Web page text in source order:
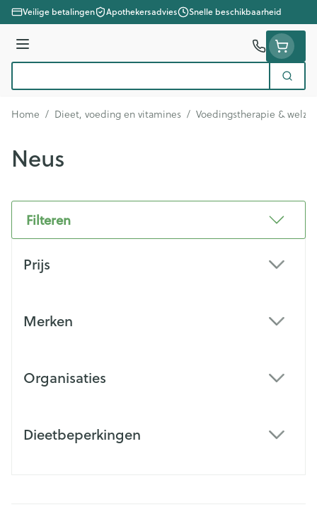
Ga naar de inhoud
Veilige betalingen Apothekersadvies Snelle beschikbaarheid
Menu
Zoek
Home / Dieet, voeding en vitamines / Voedingstherapie &
Neus
Filteren
Prijs
Merken
Organisaties
Dieetbeperkingen